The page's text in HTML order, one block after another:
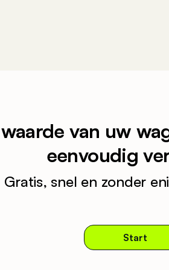
van uw
eenvoudig
Gratis, snel en zonder
Start